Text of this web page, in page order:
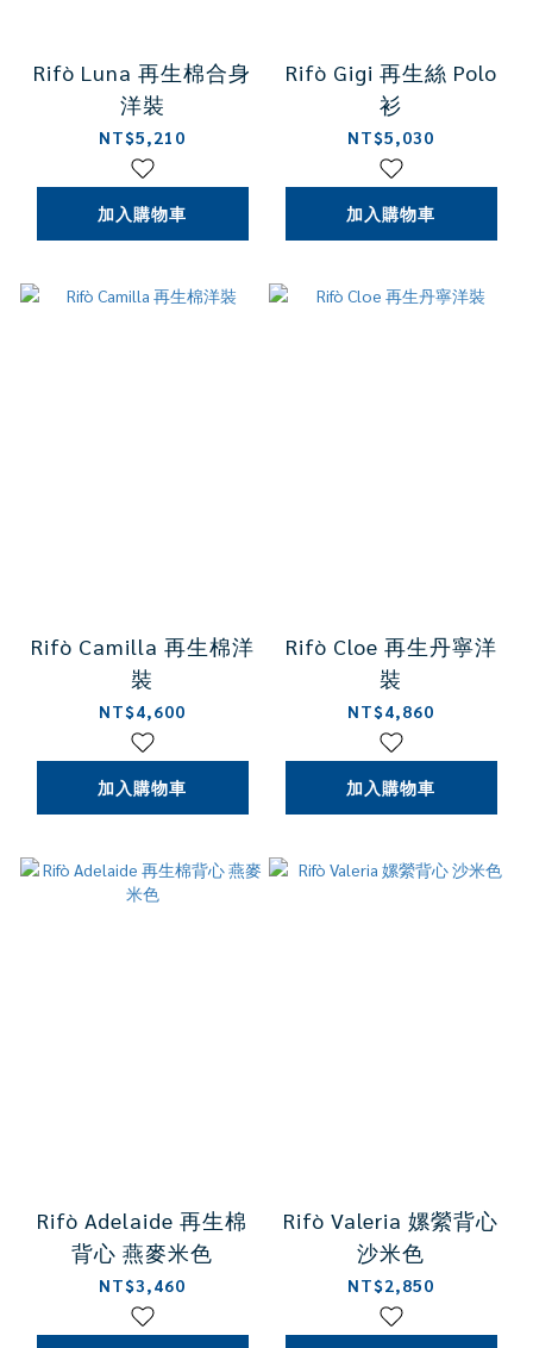
Rifò Luna 再生棉合身
洋裝
NT$5,210
加入購物車
Rifò Gigi 再生絲 Polo
衫
NT$5,030
加入購物車
Rifò Camilla 再生棉洋
裝
NT$4,600
加入購物車
Rifò Cloe 再生丹寧洋
裝
NT$4,860
加入購物車
Rifò Adelaide 再生棉
背心 燕麥米色
NT$3,460
Rifò Valeria 嫘縈背心
沙米色
NT$2,850